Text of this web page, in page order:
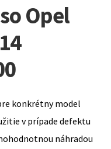
Opel
konkrétny model
v prípade defektu
náhradou